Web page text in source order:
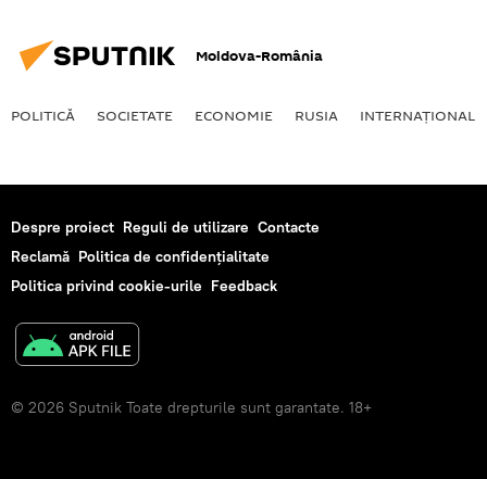
Moldova-România
POLITICĂ SOCIETATE ECONOMIE RUSIA INTERNAŢIONAL
Despre proiect Reguli de utilizare Contacte
Reclamă Politica de confidențialitate
Politica privind cookie-urile Feedback
© 2026 Sputnik Toate drepturile sunt garantate. 18+